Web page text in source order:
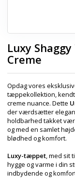
Luxy
Creme
Opdag vores
tæppekollektion,
creme nuance. Dette
der værdsætter
holdbarhed takket
og med en samlet
blødhed og komfort.
Luxy-tæppet, med sit
hygge og varme i din
indbydende og